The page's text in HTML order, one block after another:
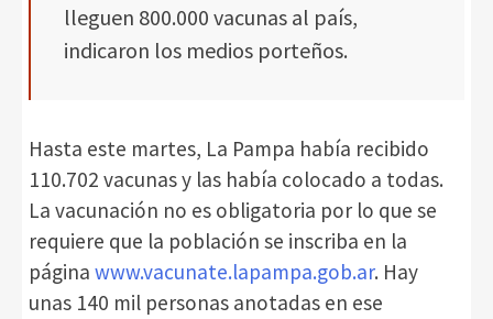
lleguen 800.000 vacunas al país,
indicaron los medios porteños.
Hasta este martes, La Pampa había recibido
110.702 vacunas y las había colocado a todas.
La vacunación no es obligatoria por lo que se
requiere que la población se inscriba en la
página www.vacunate.lapampa.gob.ar. Hay
unas 140 mil personas anotadas en ese